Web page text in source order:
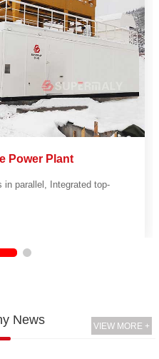
Power Plant
in parallel, Integrated top-
News VIEW MORE +